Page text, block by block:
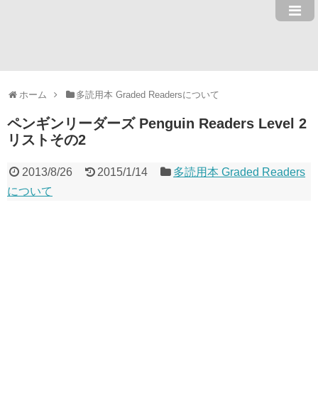
ホーム 多読用本 Graded Readersについて
ペンギンリーダーズ Penguin Readers Level 2
リストその2
2013/8/26 2015/1/14
多読用本 Graded Readers
について